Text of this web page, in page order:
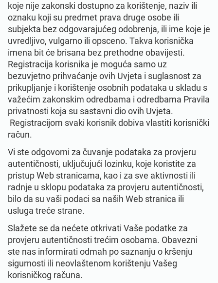
koje nije zakonski dostupno za korištenje, naziv ili
oznaku koji su predmet prava druge osobe ili
subjekta bez odgovarajućeg odobrenja, ili ime koje je
uvredljivo, vulgarno ili opsceno. Takva korisnička
imena bit će brisana bez prethodne obavijesti.
Registracija korisnika je moguća samo uz
bezuvjetno prihvaćanje ovih Uvjeta i suglasnost za
prikupljanje i korištenje osobnih podataka u skladu s
važećim zakonskim odredbama i odredbama Pravila
privatnosti koja su sastavni dio ovih Uvjeta.
Registracijom svaki korisnik dobiva vlastiti korisnički
račun.
Vi ste odgovorni za čuvanje podataka za provjeru
autentičnosti, uključujući lozinku, koje koristite za
pristup Web stranicama, kao i za sve aktivnosti ili
radnje u sklopu podataka za provjeru autentičnosti,
bilo da su vaši podaci sa naših Web stranica ili
usluga treće strane.
Slažete se da nećete otkrivati Vaše podatke za
provjeru autentičnosti trećim osobama. Obavezni
ste nas informirati odmah po saznanju o kršenju
sigurnosti ili neovlaštenom korištenju Vašeg
korisničkog računa.